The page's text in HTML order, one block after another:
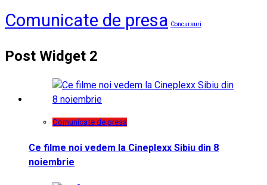
Comunicate de presa Concursuri
Post Widget 2
Comunicate de presa
Ce filme noi vedem la Cineplexx Sibiu din 8
noiembrie